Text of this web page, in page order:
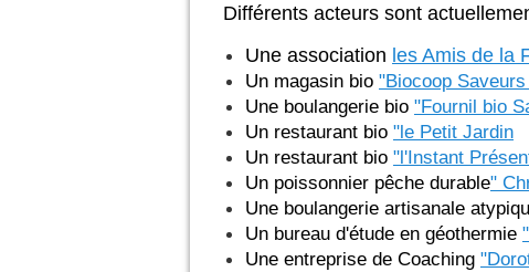
Différents acteurs sont
Une association les Amis de la
Un magasin bio "Biocoop
Une boulangerie bio "Fournil bio
Un restaurant bio "le Petit Jardin
Un restaurant bio "l'Instant
Un poissonnier pêche durable"
Une boulangerie artisanale
Un bureau d'étude en géothermie
Une entreprise de Coaching